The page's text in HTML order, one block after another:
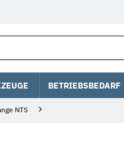
BETRIEBSBEDARF
NTS